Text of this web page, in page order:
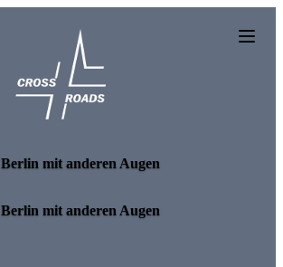
Berlin mit anderen Augen
Berlin mit anderen Augen